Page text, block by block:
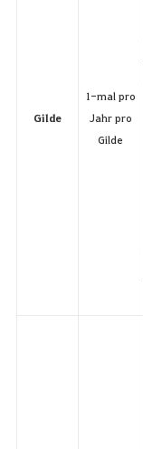
Gilde
1-mal pro
Jahr pro
Gilde